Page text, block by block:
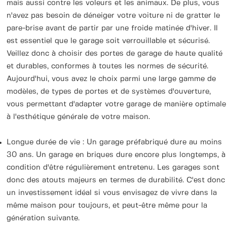
mais aussi contre les voleurs et les animaux. De plus, vous
n'avez pas besoin de déneiger votre voiture ni de gratter le
pare-brise avant de partir par une froide matinée d'hiver. Il
est essentiel que le garage soit verrouillable et sécurisé.
Veillez donc à choisir des portes de garage de haute qualité
et durables, conformes à toutes les normes de sécurité.
Aujourd'hui, vous avez le choix parmi une large gamme de
modèles, de types de portes et de systèmes d'ouverture,
vous permettant d'adapter votre garage de manière optimale
à l'esthétique générale de votre maison.
Longue durée de vie : Un garage préfabriqué dure au moins
30 ans. Un garage en briques dure encore plus longtemps, à
condition d'être régulièrement entretenu. Les garages sont
donc des atouts majeurs en termes de durabilité. C'est donc
un investissement idéal si vous envisagez de vivre dans la
même maison pour toujours, et peut-être même pour la
génération suivante.